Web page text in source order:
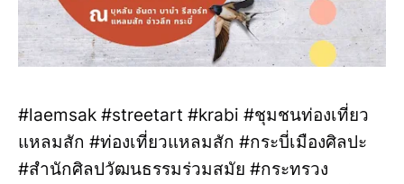
#laemsak #streetart #krabi #ชุมชนท่องเที่ยว
แหลมสัก #ท่องเที่ยวแหลมสัก #กระบี่เมืองศิลปะ
#สำนักศิลปวัฒนธรรมร่วมสมัย #กระทรวง